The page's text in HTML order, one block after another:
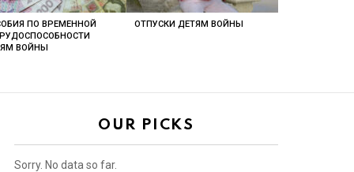
ПО ВРЕМЕННОЙ
ВОЙНЫ
ОТПУСКИ ДЕТЯМ ВОЙНЫ
OUR PICKS
Sorry. No data so far.